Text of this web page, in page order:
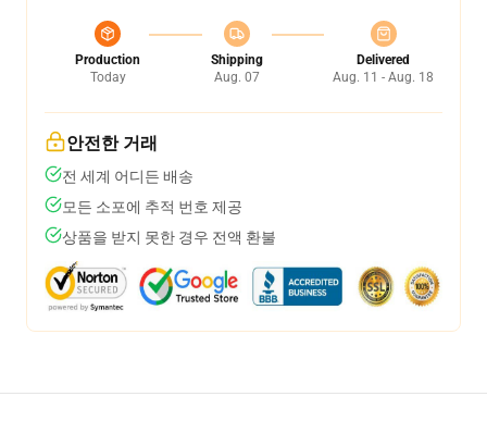
Production
Today
Shipping
Aug. 07
Delivered
Aug. 11 - Aug. 18
안전한 거래
전 세계 어디든 배송
모든 소포에 추적 번호 제공
상품을 받지 못한 경우 전액 환불